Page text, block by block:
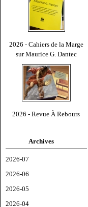
2026 - Cahiers de la Marge
sur Maurice G. Dantec
2026 - Revue À Rebours
Archives
2026-07
2026-06
2026-05
2026-04